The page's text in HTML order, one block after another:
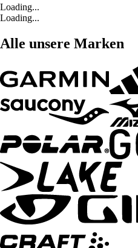
Loading...
Loading...
Alle unsere Marken